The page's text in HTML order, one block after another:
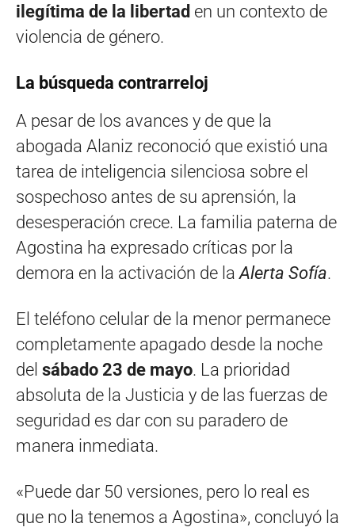
ilegítima de la libertad en un contexto de
violencia de género.
La búsqueda contrarreloj
A pesar de los avances y de que la
abogada Alaniz reconoció que existió una
tarea de inteligencia silenciosa sobre el
sospechoso antes de su aprensión, la
desesperación crece. La familia paterna de
Agostina ha expresado críticas por la
demora en la activación de laAlerta Sofía.
El teléfono celular de la menor permanece
completamente apagado desde la noche
del sábado 23 de mayo. La prioridad
absoluta de la Justicia y de las fuerzas de
seguridad es dar con su paradero de
manera inmediata.
«Puede dar 50 versiones, pero lo real es
que no la tenemos a Agostina», concluyó la